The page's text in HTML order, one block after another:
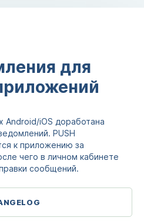
для
Android/iOS доработана
PUSH
к приложению за
чего в личном кабинете
сообщений.